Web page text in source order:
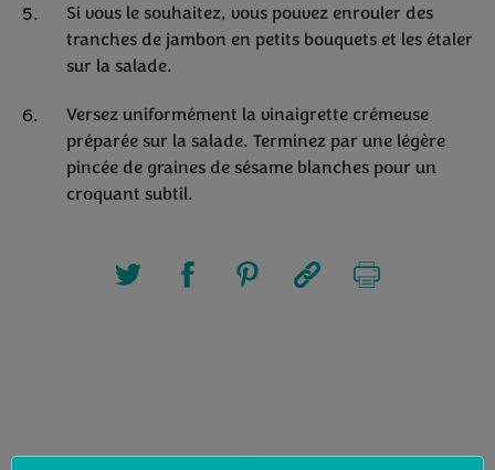
Si vous le souhaitez, vous pouvez enrouler des
tranches de jambon en petits bouquets et les étaler
sur la salade.
Versez uniformément la vinaigrette crémeuse
préparée sur la salade. Terminez par une légère
pincée de graines de sésame blanches pour un
croquant subtil.